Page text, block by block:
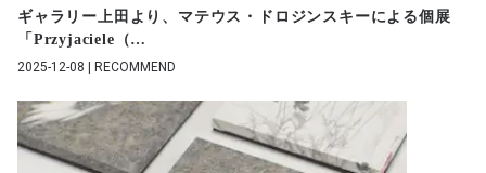
ギャラリー上田より、マテウス・ドロジンスキーによる個展
「Przyjaciele（…
2025-12-08 | RECOMMEND